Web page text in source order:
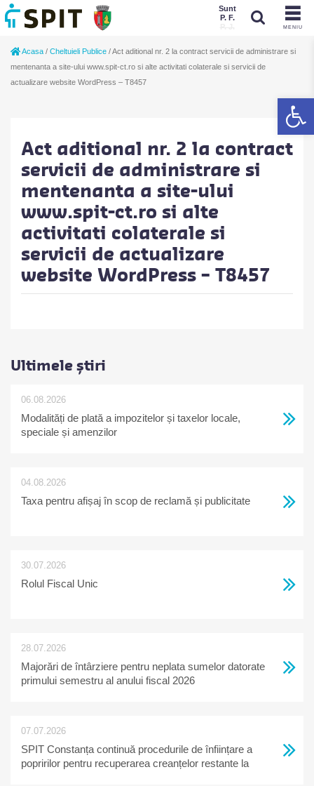
MENIU
Sunt
P. F.
P. J.
P. F.
Acasa / Cheltuieli Publice /Act aditional nr. 2 la contract servicii de administrare si
mentenanta a site-ului www.spit-ct.ro si alte activitati colaterale si servicii de
actualizare website WordPress – T8457
Act aditional nr. 2 la contract
servicii de administrare si
mentenanta a site-ului
www.spit-ct.ro si alte
activitati colaterale si
servicii de actualizare
website WordPress – T8457
Ultimele știri
06.08.2026
Modalități de plată a impozitelor și taxelor locale,
speciale și amenzilor
04.08.2026
Taxa pentru afișaj în scop de reclamă și publicitate
30.07.2026
Rolul Fiscal Unic
28.07.2026
Majorări de întârziere pentru neplata sumelor datorate
primului semestru al anului fiscal 2026
07.07.2026
SPIT Constanța continuă procedurile de înființare a
popririlor pentru recuperarea creanțelor restante la